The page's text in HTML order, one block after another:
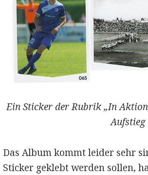
Ein Sticker der Rubrik „In
Das Album kommt leider sehr
Sticker geklebt werden sollen,